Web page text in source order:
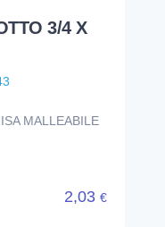
3/4 X
MALLEABILE
2,03 €